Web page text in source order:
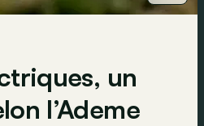
un
l’Ademe